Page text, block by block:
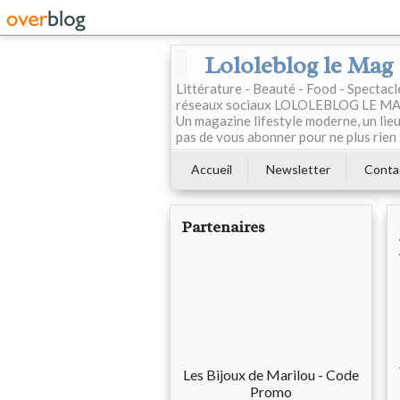
Lololeblog le Mag
Littérature - Beauté - Food -
réseaux sociaux LOLOLEBLOG LE
Un magazine lifestyle moderne, un
pas de vous abonner pour ne plus
Accueil Newsletter
Partenaires
Les Bijoux de Marilou - Code
Promo